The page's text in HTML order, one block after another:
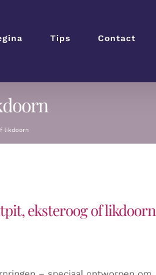
Tips Contact
likdoorn
eksteroog of likdoorn